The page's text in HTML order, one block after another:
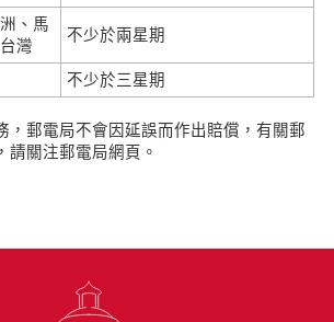
、馬
灣
不少於兩星期
不少於三星期
，郵電局不會因延誤而作出賠償，有關郵
請關注郵電局網頁。